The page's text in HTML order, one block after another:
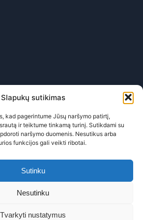
Slapukų sutikimas
kad pagerintume Jūsų naršymo patirtį,
ir teiktume tinkamą turinį. Sutikdami su
naršymo duomenis. Nesutikus arba
funkcijos gali veikti ribotai.
Sutinku
Nesutinku
Tvarkyti nustatymus
| Prekių grąžinimas | Pirkimo
Pristatymas
Visos teisės saugomos. Kopijuoti, platinti